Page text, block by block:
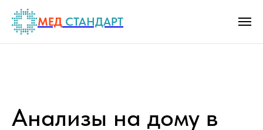
МЕД СТАНДАРТ
Анализы на дому в